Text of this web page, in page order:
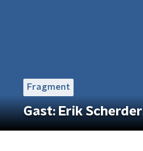
Fragment
Gast: Erik Scherder